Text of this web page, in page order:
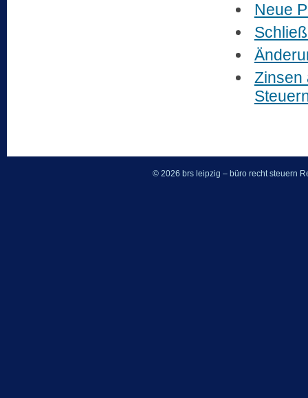
Neue
Zinsen
© 2026 brs leipzig – büro recht steuern